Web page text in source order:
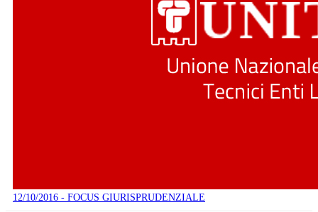
12/10/2016 - FOCUS GIURISPRUDENZIALE